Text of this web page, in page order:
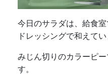
今日のサラダは、給食
ドレッシングで和えてい
みじん切りのカラーピ
す。